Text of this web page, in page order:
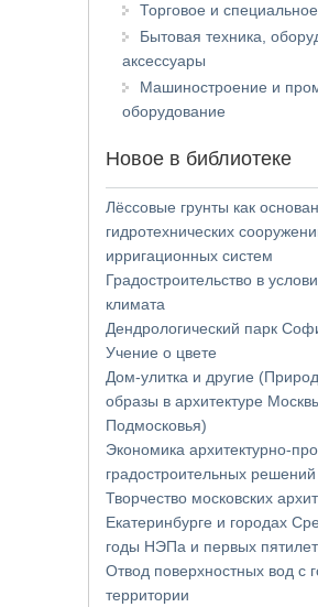
Торговое и
Бытовая техника,
аксессуары
Машиностроение и
оборудование
Новое в библиотеке
Лёссовые грунты как
гидротехнических
ирригационных систем
Градостроительство в
климата
Дендрологический парк
Учение о цвете
Дом-улитка и другие
образы в архитектуре
Подмосковья)
Экономика архитектурно-
градостроительных решений
Творчество московских
Екатеринбурге и городах
годы НЭПа и первых
Отвод поверхностных вод с
территории